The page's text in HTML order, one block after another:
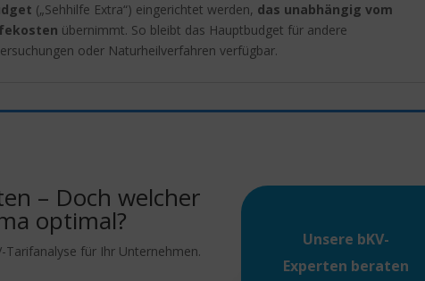
(„Sehhilfe Extra“) eingerichtet werden, das unabhängig vom
übernimmt. So bleibt das Hauptbudget für andere
oder Naturheilverfahren verfügbar.
– Doch welcher
optimal?
für Ihr Unternehmen.
Unsere bKV-
Experten beraten